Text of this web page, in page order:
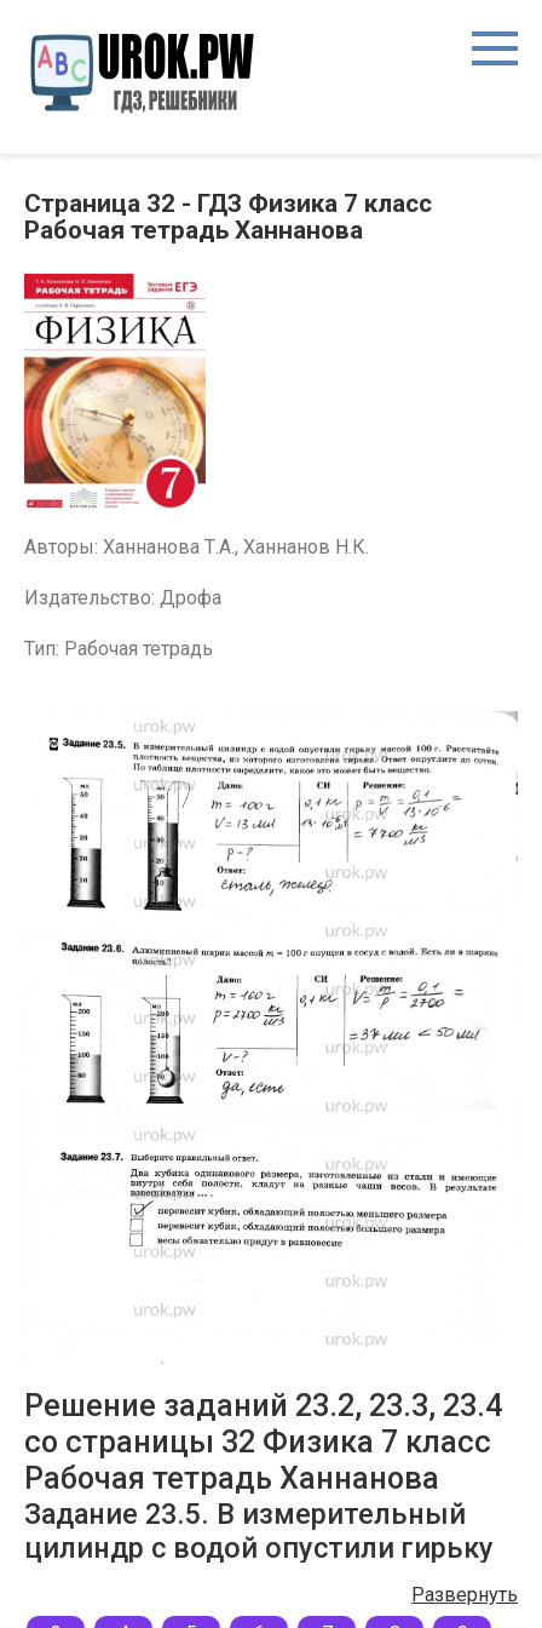
Страница 32 - ГДЗ Физика 7 класс
Рабочая тетрадь Ханнанова
Авторы: Ханнанова Т.А., Ханнанов Н.К.
Издательство: Дрофа
Тип: Рабочая тетрадь
Решение заданий 23.2, 23.3, 23.4
со страницы 32 Физика 7 класс
Рабочая тетрадь Ханнанова
Задание 23.5. В измерительный
цилиндр с водой опустили гирьку
Развернуть